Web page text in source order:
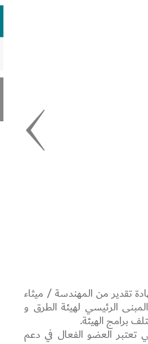
تقدير من المهندسة / ميثاء
التنفيذي لمؤسسة المرور و الطرق، وذلك يوم الأربعاء الموافق 12/3/2014 في المبنى الرئيسي لهيئة الطرق و
برامج الهيئة.
تعتبر العضو الفعال في دعم